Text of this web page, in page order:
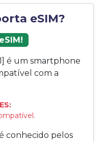
eSIM?
é um smartphone
com a
conhecido pelos